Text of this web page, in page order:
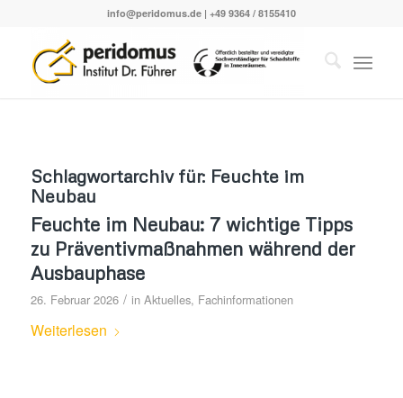
info@peridomus.de| +49 9364 / 8155410
Schlagwortarchiv für: Feuchte im
Neubau
Feuchte im Neubau: 7 wichtige Tipps
zu Präventivmaßnahmen während der
Ausbauphase
26. Februar 2026 / in Aktuelles, Fachinformationen
Weiterlesen